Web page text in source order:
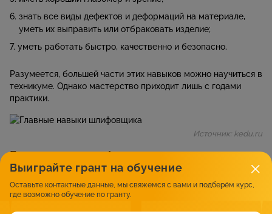
знать все виды дефектов и деформаций на материале,
уметь их выправить или отбраковать изделие;
уметь работать быстро, качественно и безопасно.
Разумеется, большей части этих навыков можно научиться в
техникуме. Однако мастерство приходит лишь с годами
практики.
Источник: kedu.ru
Где учат на шлифовщиков, варианты
обучения
Основное требование при трудоустройстве
Выиграйте грант на обучение
Оставьте контактные данные, мы свяжемся с вами и подберём курс,
где возможно обучение по гранту.